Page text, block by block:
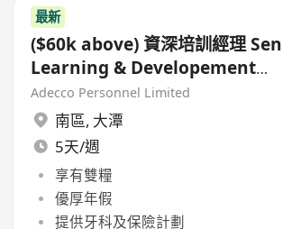
最新
($60k above) 資深培訓經理
Learning & Developement
Manager – 高級鐘錶 multi-
Adecco Personnel Limited
南區, 大潭
5天/週
享有雙糧
優厚年假
提供牙科及保險計劃